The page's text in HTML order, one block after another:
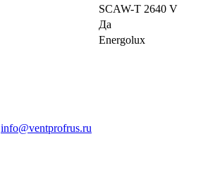
SCAW-T 2640 V
Да
Energolux
info@ventprofrus.ru